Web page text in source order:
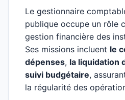
Le gestionnaire
publique occupe un rôle
gestion financière des
Ses missions incluent le
dépenses, la liquidation
suivi budgétaire,
la régularité des